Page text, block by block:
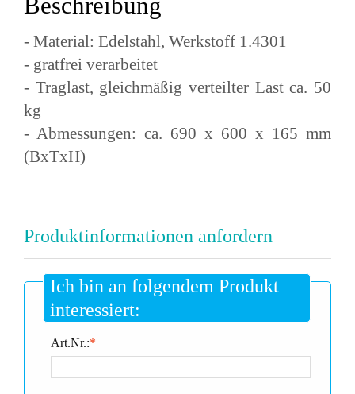
- Material: Edelstahl, Werkstoff 1.4301
- gratfrei verarbeitet
- Traglast, gleichmäßig verteilter Last ca. 50
kg
- Abmessungen: ca. 690 x 600 x 165 mm
(BxTxH)
Produktinformationen anfordern
Ich bin an folgendem Produkt
interessiert:
*
Art.Nr.: